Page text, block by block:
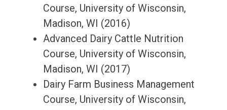
Course, University of Wisconsin,
Madison, WI (2016)
Advanced Dairy Cattle Nutrition
Course, University of Wisconsin,
Madison, WI (2017)
Dairy Farm Business Management
Course, University of Wisconsin,